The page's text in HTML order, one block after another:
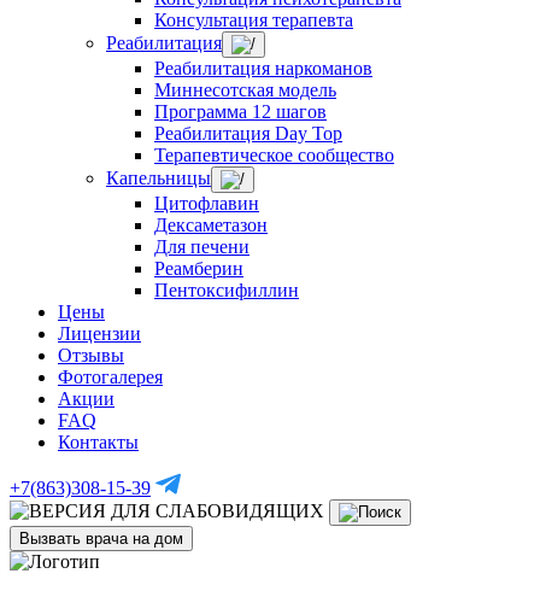
Консультация терапевта
Реабилитация
Реабилитация наркоманов
Миннесотская модель
Программа 12 шагов
Реабилитация Day Top
Терапевтическое сообщество
Капельницы
Цитофлавин
Дексаметазон
Для печени
Реамберин
Пентоксифиллин
Цены
Лицензии
Отзывы
Фотогалерея
Акции
FAQ
Контакты
+7(863)308-15-39
Вызвать врача на дом